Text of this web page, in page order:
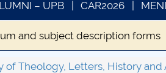
– UPB CAR2026
and subject description forms
of Theology, Letters, History and